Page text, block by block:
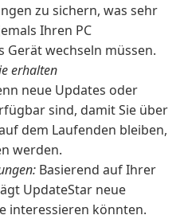
zu sichern, was sehr
Ihren PC
Gerät wechseln müssen.
erhalten
neue Updates oder
sind, damit Sie über
dem Laufenden bleiben,
werden.
Basierend auf Ihrer
UpdateStar neue
interessieren könnten.